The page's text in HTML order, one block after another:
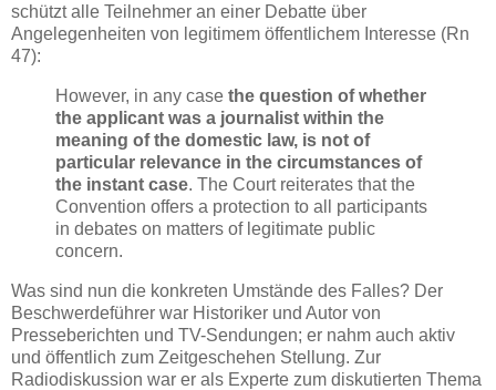
schützt alle Teilnehmer an einer Debatte über
Angelegenheiten von legitimem öffentlichem Interesse (Rn
47):
However, in any case the question of whether
the applicant was a journalist within the
meaning of the domestic law, is not of
particular relevance in the circumstances of
the instant case. The Court reiterates that the
Convention offers a protection to all participants
in debates on matters of legitimate public
concern.
Was sind nun die konkreten Umstände des Falles? Der
Beschwerdeführer war Historiker und Autor von
Presseberichten und TV-Sendungen; er nahm auch aktiv
und öffentlich zum Zeitgeschehen Stellung. Zur
Radiodiskussion war er als Experte zum diskutierten Thema